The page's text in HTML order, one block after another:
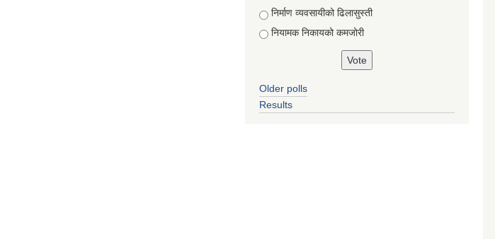
Choices
निर्माण व्यवसायीको ढिलासुस्ती
नियामक निकायको कमजोरी
Older polls
Results